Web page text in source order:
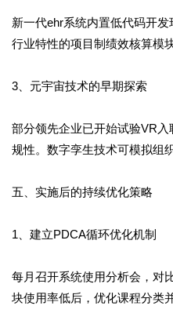
新一代ehr系统内置低代码开
行业特性的项目制绩效核算模
3、元宇宙技术的早期探索
部分领先企业已开始试验VR
规性。数字孪生技术可模拟组
五、实施后的持续优化策略
1、建立PDCA循环优化机制
每月召开系统使用分析会，对
块使用率低后，优化课程分类